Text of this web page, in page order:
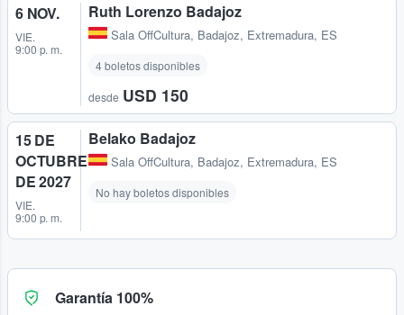
6 NOV.
VIE.
9:00 p. m.
Ruth Lorenzo Badajoz
Sala OffCultura, Badajoz, Extremadura, ES
4 boletos disponibles
desde USD 150
15 DE
OCTUBRE
DE 2027
VIE.
9:00 p. m.
Belako Badajoz
Sala OffCultura, Badajoz, Extremadura, ES
No hay boletos disponibles
Garantía 100%